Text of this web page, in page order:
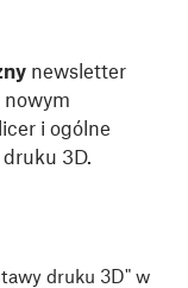
newsletter
i ogólne
3D.
druku 3D" w